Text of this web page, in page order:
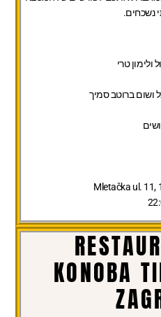
נשכחים.
ולימון טרי
ושום ברוטב סמיך
🍷
KONOBA